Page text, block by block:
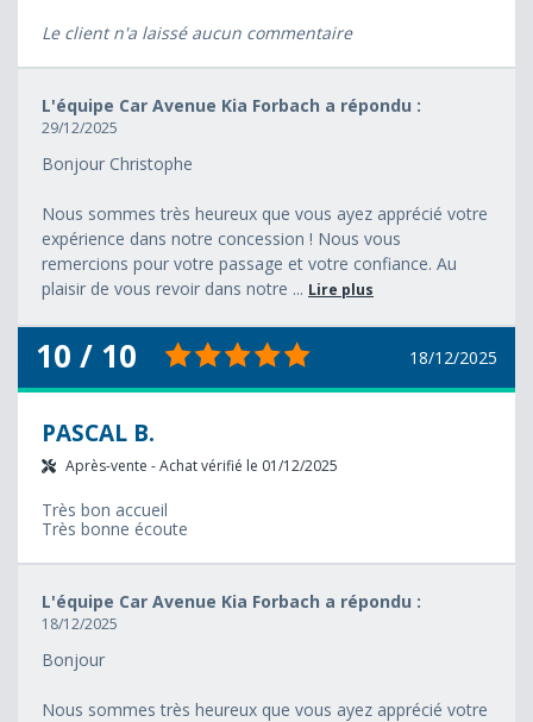
Le client n'a laissé aucun commentaire
L'équipe Car Avenue Kia Forbach a répondu :
29/12/2025
Bonjour Christophe
Nous sommes très heureux que vous ayez apprécié votre
expérience dans notre concession ! Nous vous
remercions pour votre passage et votre confiance. Au
plaisir de vous revoir dans notre ... Lire plus
10 / 10 18/12/2025
PASCAL B.
Après-vente - Achat vérifié le 01/12/2025
Très bon accueil
Très bonne écoute
L'équipe Car Avenue Kia Forbach a répondu :
18/12/2025
Bonjour
Nous sommes très heureux que vous ayez apprécié votre